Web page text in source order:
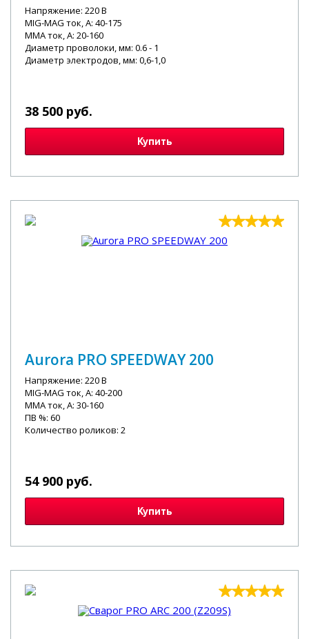
Напряжение: 220 В
MIG-MAG ток, А: 40-175
MMA ток, А: 20-160
Диаметр проволоки, мм: 0.6 - 1
Диаметр электродов, мм: 0,6-1,0
38 500 руб.
Купить
Aurora PRO SPEEDWAY 200
Напряжение: 220 В
MIG-MAG ток, А: 40-200
MMA ток, А: 30-160
ПВ %: 60
Количество роликов: 2
54 900 руб.
Купить